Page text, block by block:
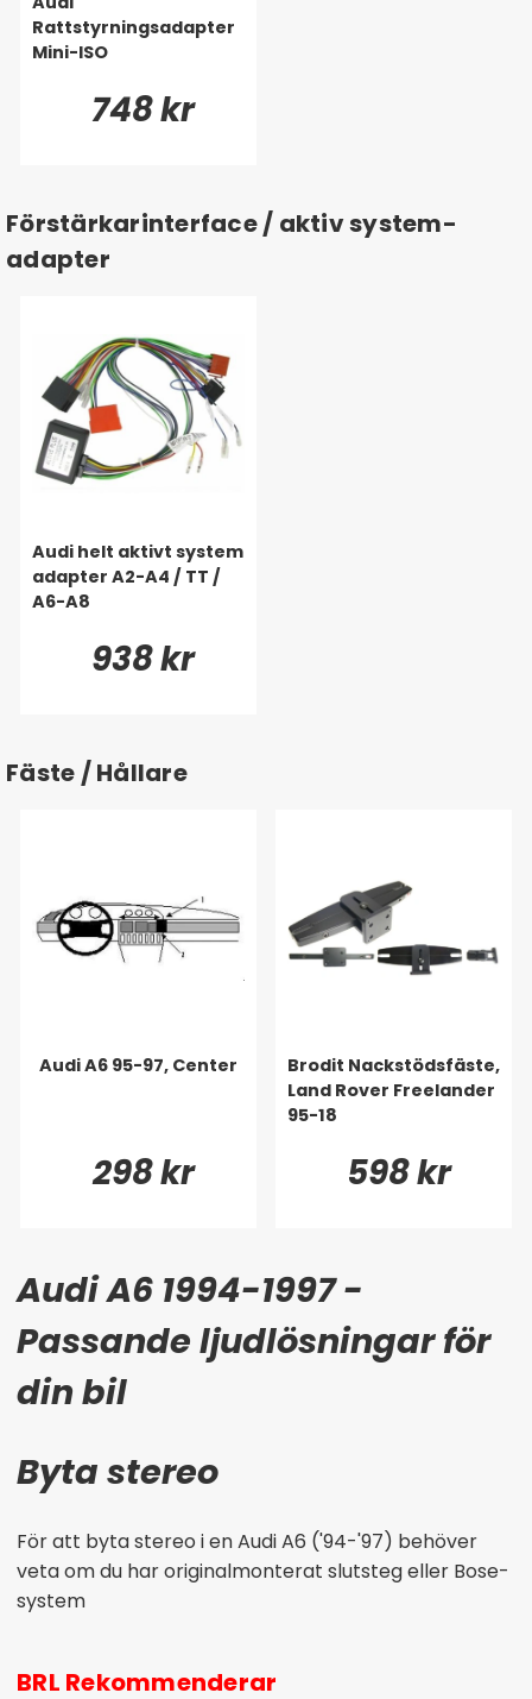
Rattstyrningsadapter
Mini-ISO
748 kr
Förstärkarinterface / aktiv system-
adapter
Audi helt aktivt system
adapter A2-A4 / TT /
A6-A8
938 kr
Fäste / Hållare
Audi A6 95-97, Center
298 kr
Brodit Nackstödsfäste,
Land Rover Freelander
95-18
598 kr
Audi A6 1994-1997 -
Passande ljudlösningar för
din bil
Byta stereo
För att byta stereo i en Audi A6 ('94-'97) behöver
veta om du har originalmonterat slutsteg eller Bose-
system
BRL Rekommenderar